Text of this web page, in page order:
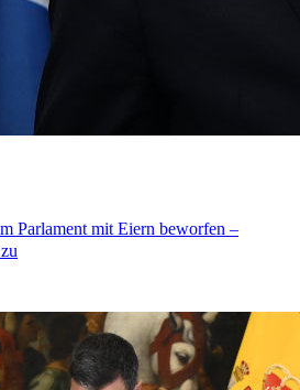
Parlament mit Eiern beworfen –